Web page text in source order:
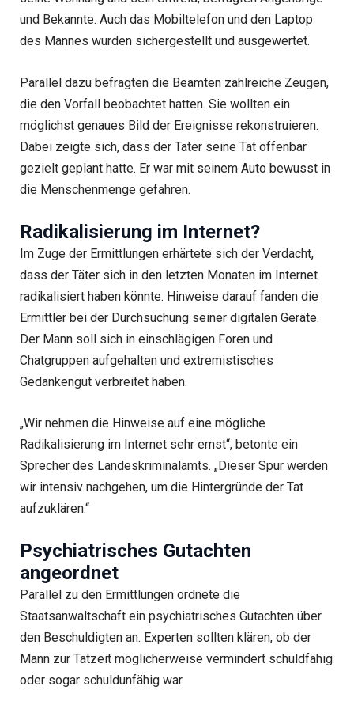
und Bekannte. Auch das Mobiltelefon und den Laptop
des Mannes wurden sichergestellt und ausgewertet.
Parallel dazu befragten die Beamten zahlreiche Zeugen,
die den Vorfall beobachtet hatten. Sie wollten ein
möglichst genaues Bild der Ereignisse rekonstruieren.
Dabei zeigte sich, dass der Täter seine Tat offenbar
gezielt geplant hatte. Er war mit seinem Auto bewusst in
die Menschenmenge gefahren.
Radikalisierung im Internet?
Im Zuge der Ermittlungen erhärtete sich der Verdacht,
dass der Täter sich in den letzten Monaten im Internet
radikalisiert haben könnte. Hinweise darauf fanden die
Ermittler bei der Durchsuchung seiner digitalen Geräte.
Der Mann soll sich in einschlägigen Foren und
Chatgruppen aufgehalten und extremistisches
Gedankengut verbreitet haben.
„Wir nehmen die Hinweise auf eine mögliche
Radikalisierung im Internet sehr ernst“, betonte ein
Sprecher des Landeskriminalamts. „Dieser Spur werden
wir intensiv nachgehen, um die Hintergründe der Tat
aufzuklären.“
Psychiatrisches Gutachten
angeordnet
Parallel zu den Ermittlungen ordnete die
Staatsanwaltschaft ein psychiatrisches Gutachten über
den Beschuldigten an. Experten sollten klären, ob der
Mann zur Tatzeit möglicherweise vermindert schuldfähig
oder sogar schuldunfähig war.